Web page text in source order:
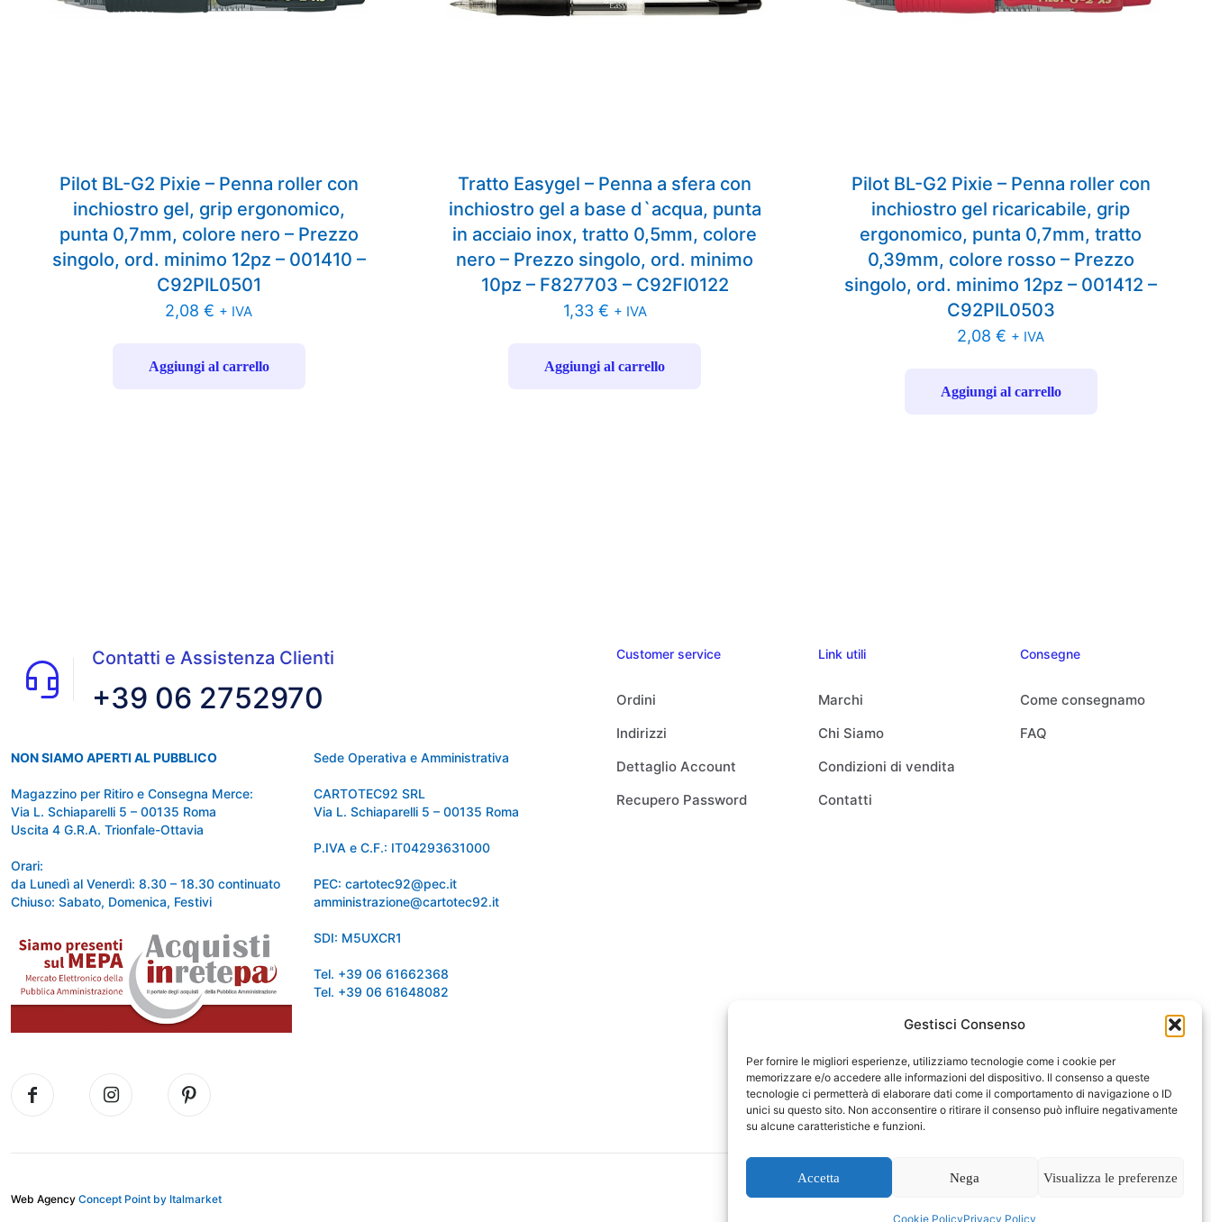
Gestisci Consenso
Per fornire le migliori esperienze, utilizziamo tecnologie come i cookie per
memorizzare e/o accedere alle informazioni del dispositivo. Il consenso a queste
tecnologie ci permetterà di elaborare dati come il comportamento di navigazione o ID
unici su questo sito. Non acconsentire o ritirare il consenso può influire negativamente
su alcune caratteristiche e funzioni.
Accetta Nega Visualizza le preferenze
Cookie PolicyPrivacy Policy
Pilot BL-G2 Pixie – Penna roller con
inchiostro gel, grip ergonomico,
punta 0,7mm, colore nero – Prezzo
singolo, ord. minimo 12pz – 001410 –
C92PIL0501
2,08€ + IVA
Aggiungi al carrello
Tratto Easygel – Penna a sfera con
inchiostro gel a base d`acqua, punta
in acciaio inox, tratto 0,5mm, colore
nero – Prezzo singolo, ord. minimo
10pz – F827703 – C92FI0122
1,33 € + IVA
Aggiungi al carrello
Pilot BL-G2 Pixie – Penna roller con
inchiostro gel ricaricabile, grip
ergonomico, punta 0,7mm, tratto
0,39mm, colore rosso – Prezzo
singolo, ord. minimo 12pz – 001412 –
C92PIL0503
2,08€ + IVA
Aggiungi al carrello
Contatti e Assistenza Clienti
+39 06 2752970
NON SIAMO APERTI AL PUBBLICO
Magazzino per Ritiro e Consegna Merce:
Via L. Schiaparelli 5 – 00135 Roma
Uscita 4 G.R.A. Trionfale-Ottavia
Orari:
da Lunedì al Venerdì: 8.30 – 18.30 continuato
Chiuso: Sabato, Domenica, Festivi
Sede Operativa e Amministrativa
CARTOTEC92 SRL
Via L. Schiaparelli 5 – 00135 Roma
P.IVA e C.F.: IT04293631000
PEC: cartotec92@pec.it
amministrazione@cartotec92.it
SDI: M5UXCR1
Tel. +39 06 61662368
Tel. +39 06 61648082
Customer service
Ordini
Indirizzi
Dettaglio Account
Recupero Password
Link utili
Marchi
Chi Siamo
Condizioni di vendita
Contatti
Consegne
Come consegnamo
FAQ
Web Agency Concept Point by Italmarket